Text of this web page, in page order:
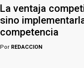
La ventaja
sino
competencia
Por REDACCION